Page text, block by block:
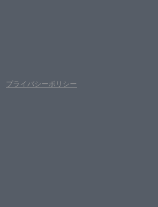
プライバシーポリシー